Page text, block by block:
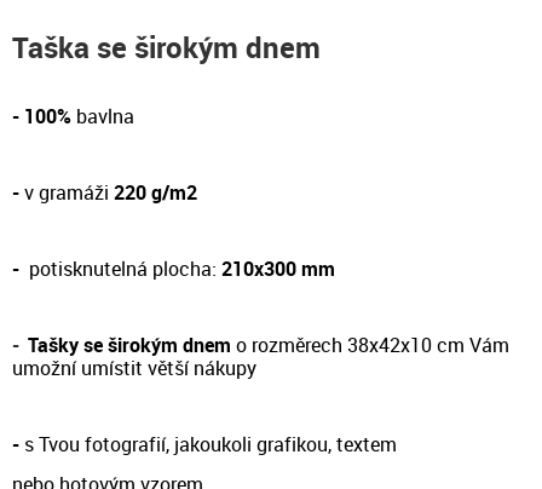
Taška se širokým dnem
- 100% bavlna
-v gramáži 220 g/m2
- potisknutelná plocha: 210x300 mm
- Tašky se širokým dnem o rozměrech 38x42x10 cm Vám
umožní umístit větší nákupy
- s Tvou fotografií, jakoukoli grafikou, textem